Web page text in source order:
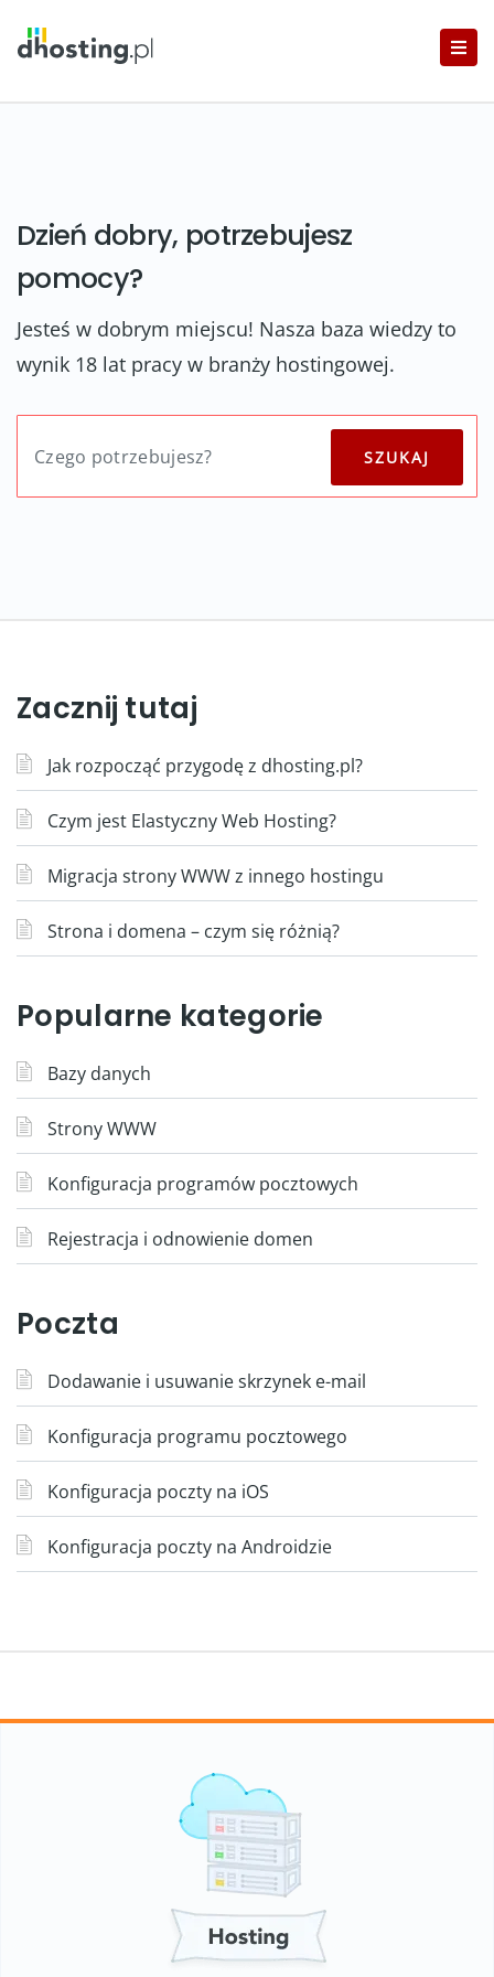
Dzień dobry, potrzebujesz
pomocy?
Jesteś w dobrym miejscu! Nasza baza wiedzy to
wynik 18 lat pracy w branży hostingowej.
Zacznij tutaj
Jak rozpocząć przygodę z dhosting.pl?
Czym jest Elastyczny Web Hosting?
Migracja strony WWW z innego hostingu
Strona i domena – czym się różnią?
Popularne kategorie
Bazy danych
Strony WWW
Konfiguracja programów pocztowych
Rejestracja i odnowienie domen
Poczta
Dodawanie i usuwanie skrzynek e-mail
Konfiguracja programu pocztowego
Konfiguracja poczty na iOS
Konfiguracja poczty na Androidzie